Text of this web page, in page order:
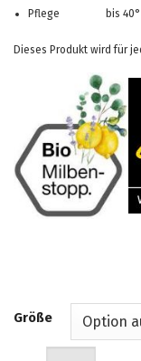
Pflege bis 40°
Dieses Produkt wird für
Größe